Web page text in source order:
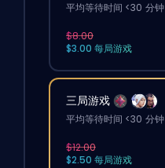
平均等待时间 <30 分钟
$8.00
$3.00 每局游戏
三局游戏
平均等待时间 <30 分钟
$12.00
$2.50 每局游戏